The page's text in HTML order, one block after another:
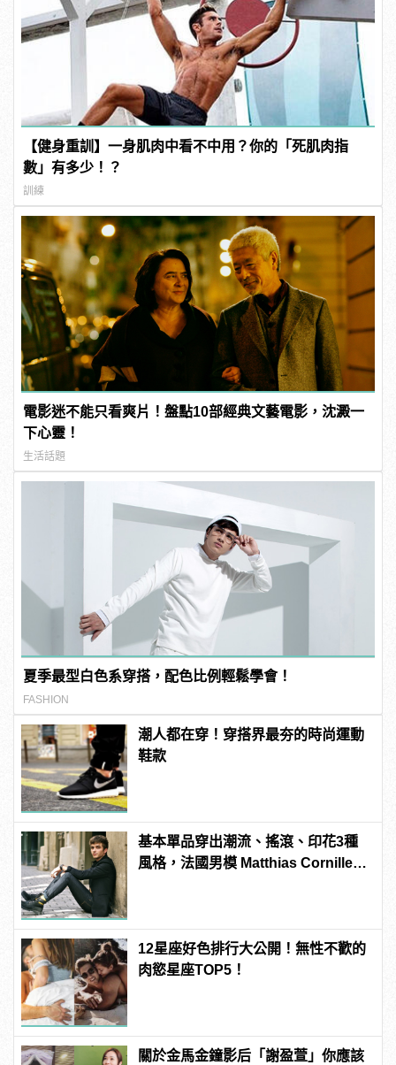
【健身重訓】一身肌肉中看不中用？你的「死肌肉指
數」有多少！？
訓練
電影迷不能只看爽片！盤點10部經典文藝電影，沈澱一
下心靈！
生活話題
夏季最型白色系穿搭，配色比例輕鬆學會！
FASHION
潮人都在穿！穿搭界最夯的時尚運動
鞋款
基本單品穿出潮流、搖滾、印花3種
風格，法國男模 Matthias Cornilleau
12星座好色排行大公開！無性不歡的
肉慾星座TOP5！
關於金馬金鐘影后「謝盈萱」你應該